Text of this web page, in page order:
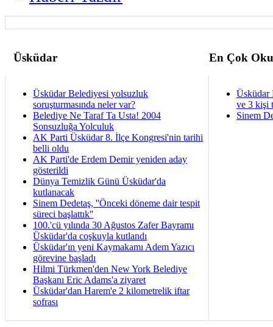
Üsküdar En Çok
Üsküdar Belediyesi yolsuzluk
soruşturmasında neler var?
Belediye Ne Taraf Ta Usta! 2004
Sonsuzluğa Yolculuk
AK Parti Üsküdar 8. İlçe Kongresi'nin tarihi
belli oldu
AK Parti'de Erdem Demir yeniden aday
gösterildi
Dünya Temizlik Günü Üsküdar'da
kutlanacak
Sinem Dedetaş, ''Önceki döneme dair tespit
süreci başlattık''
100.'cü yılında 30 Ağustos Zafer Bayramı
Üsküdar'da coşkuyla kutlandı
Üsküdar'ın yeni Kaymakamı Adem Yazıcı
görevine başladı
Hilmi Türkmen'den New York Belediye
Başkanı Eric Adams'a ziyaret
Üsküdar'dan Harem'e 2 kilometrelik iftar
sofrası
Üsküdar
ve 3 kişi
Sinem